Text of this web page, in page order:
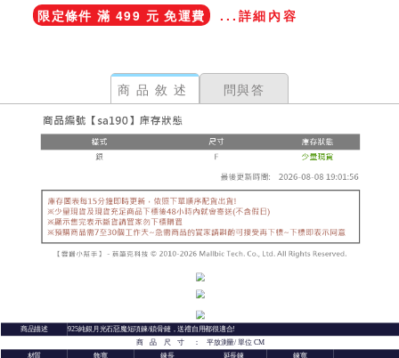
限定條件 滿 499 元 免運費
...詳細內容
商品敘述 問與答